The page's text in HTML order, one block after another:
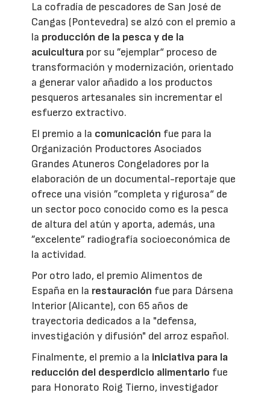
La cofradía de pescadores de San José de
Cangas (Pontevedra) se alzó con el premio a
la producción de la pesca y de la
acuicultura por su ”ejemplar“ proceso de
transformación y modernización, orientado
a generar valor añadido a los productos
pesqueros artesanales sin incrementar el
esfuerzo extractivo.
El premio a la comunicación fue para la
Organización Productores Asociados
Grandes Atuneros Congeladores por la
elaboración de un documental-reportaje que
ofrece una visión ”completa y rigurosa“ de
un sector poco conocido como es la pesca
de altura del atún y aporta, además, una
”excelente” radiografía socioeconómica de
la actividad.
Por otro lado, el premio Alimentos de
España en la restauración fue para Dársena
Interior (Alicante), con 65 años de
trayectoria dedicados a la "defensa,
investigación y difusión" del arroz español.
Finalmente, el premio a la iniciativa para la
reducción del desperdicio alimentario fue
para Honorato Roig Tierno, investigador